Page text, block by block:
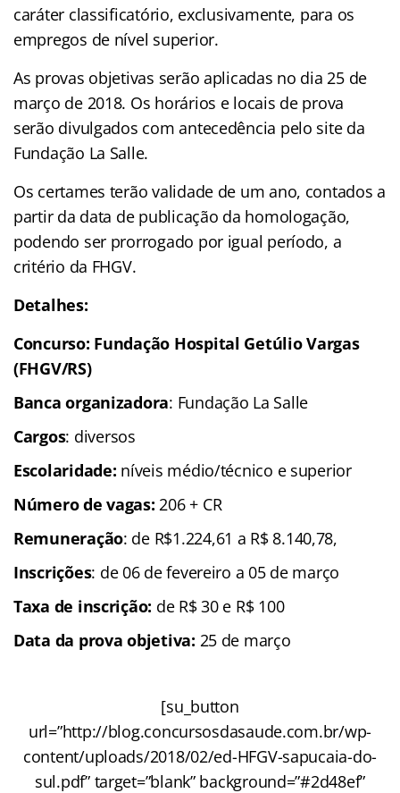
caráter classificatório, exclusivamente, para os
empregos de nível superior.
As provas objetivas serão aplicadas no dia 25 de
março de 2018. Os horários e locais de prova
serão divulgados com antecedência pelo site da
Fundação La Salle.
Os certames terão validade de um ano, contados a
partir da data de publicação da homologação,
podendo ser prorrogado por igual período, a
critério da FHGV.
Detalhes:
Concurso: Fundação Hospital Getúlio Vargas
(FHGV/RS)
Banca organizadora: Fundação La Salle
Cargos: diversos
Escolaridade: níveis médio/técnico e superior
Número de vagas:206 + CR
Remuneração: de R$1.224,61 a R$ 8.140,78,
Inscrições: de 06 de fevereiro a 05 de março
Taxa de inscrição: de R$ 30 e R$ 100
Data da prova objetiva: 25 de março​​​​​
[su_button
url=”http://blog.concursosdasaude.com.br/wp-
content/uploads/2018/02/ed-HFGV-sapucaia-do-
sul.pdf” target=”blank” background=”#2d48ef”